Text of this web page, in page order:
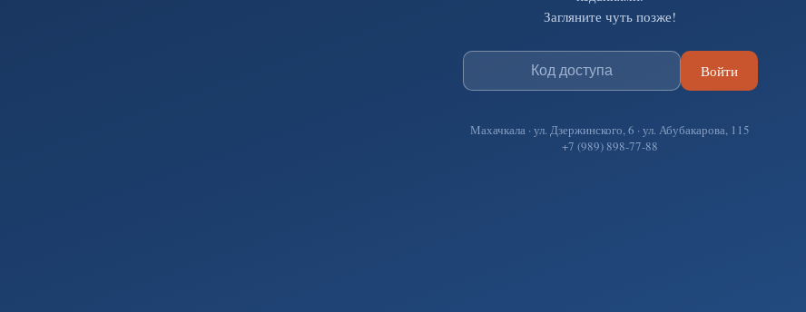
Загляните чуть позже!
Войти
Махачкала · ул. Дзержинского, 6 · ул. Абубакарова, 115
+7 (989) 898-77-88